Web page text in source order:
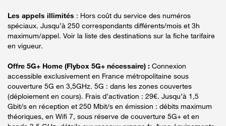
Les appels illimités : Hors coût du service des numéros
spéciaux. Jusqu’à 250 correspondants différents/mois et 3h
maximum/appel. Voir la liste des destinations sur la fiche tarifaire
en vigueur.
Offre 5G+ Home (Flybox 5G+ nécessaire) : Connexion
accessible exclusivement en France métropolitaine sous
couverture 5G en 3,5GHz. 5G : dans les zones couvertes
(déploiement en cours). Frais d’activation : 29€. Jusqu’à 1,5
Gbit/s en réception et 250 Mbit/s en émission : débits maximum
théoriques, en Wifi 7, sous réserve de couverture 5G+ et en